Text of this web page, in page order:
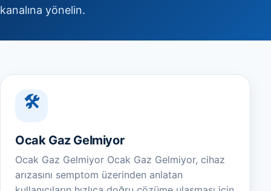
kanalına yönelin.
Ocak Gaz Gelmiyor
Ocak Gaz Gelmiyor Ocak Gaz Gelmiyor, cihaz
arızasını semptom üzerinden anlatan